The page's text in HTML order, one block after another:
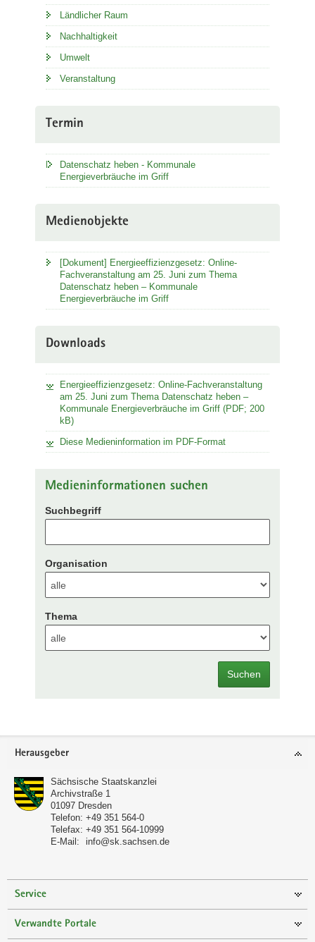
Ländlicher Raum
Nachhaltigkeit
Umwelt
Veranstaltung
Termin
Datenschatz heben - Kommunale
Energieverbräuche im Griff
Medienobjekte
[Dokument] Energieeffizienzgesetz: Online-
Fachveranstaltung am 25. Juni zum Thema
Datenschatz heben – Kommunale
Energieverbräuche im Griff
Downloads
Energieeffizienzgesetz: Online-Fachveranstaltung
am 25. Juni zum Thema Datenschatz heben –
Kommunale Energieverbräuche im Griff (PDF; 200
kB)
Diese Medieninformation im PDF-Format
Medieninformationen suchen
Suchbegriff
Organisation
Thema
Suchen
Footer-
Herausgeber
Sächsische Staatskanzlei
Archivstraße 1
01097 Dresden
Telefon: +49 351 564-0
Telefax: +49 351 564-10999
E-Mail:
info@sk.sachsen.de
Service
Verwandte Portale